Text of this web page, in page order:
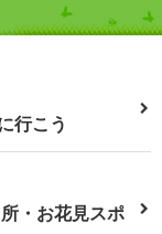
行こう
・お花見スポ